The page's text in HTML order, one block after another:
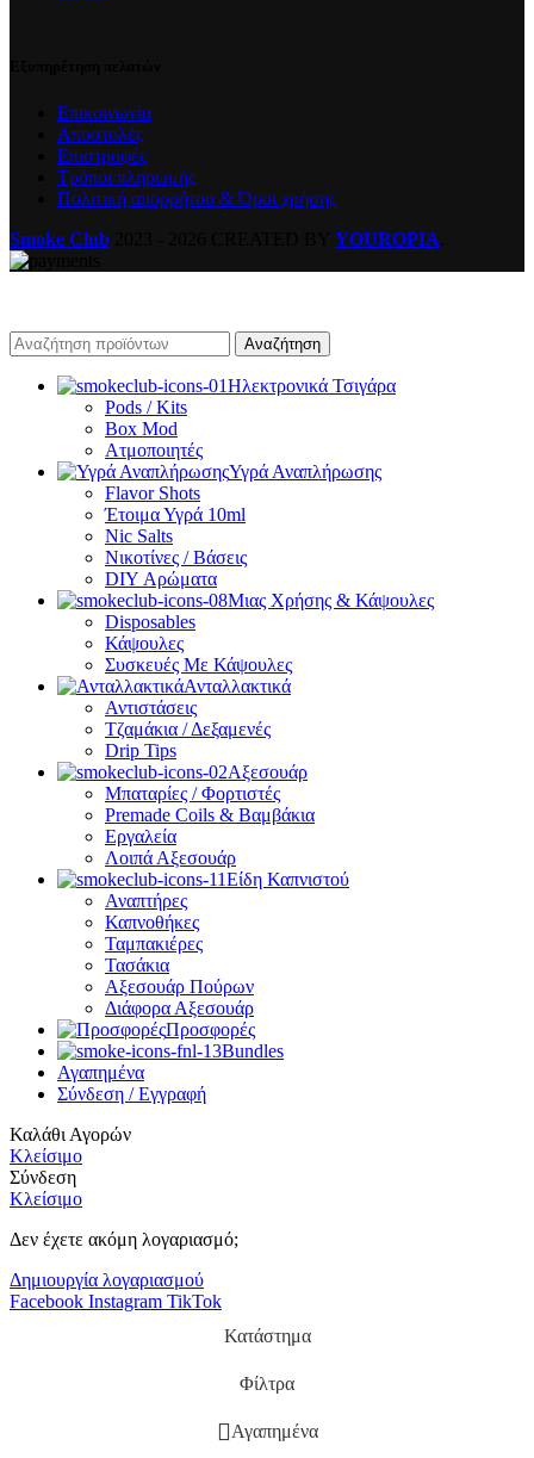
Επικοινωνία
Αποστολές
Επιστροφές
Τρόποι πληρωμής
Πολιτική απορρήτου & Όροι χρήσης
Smoke Club
YOUROPIA
Αναζήτηση
Ηλεκτρονικά Τσιγάρα
Pods / Kits
Box Mod
Ατμοποιητές
Υγρά Αναπλήρωσης
Flavor Shots
Έτοιμα Υγρά 10ml
Nic Salts
Νικοτίνες / Βάσεις
DIY Αρώματα
Μιας Χρήσης & Κάψουλες
Disposables
Κάψουλες
Συσκευές Με Κάψουλες
Ανταλλακτικά
Αντιστάσεις
Τζαμάκια / Δεξαμενές
Drip Tips
Αξεσουάρ
Μπαταρίες / Φορτιστές
Premade Coils & Βαμβάκια
Εργαλεία
Λοιπά Αξεσουάρ
Είδη Καπνιστού
Αναπτήρες
Καπνοθήκες
Ταμπακιέρες
Τασάκια
Αξεσουάρ Πούρων
Διάφορα Αξεσουάρ
Προσφορές
Bundles
Αγαπημένα
Σύνδεση / Εγγραφή
Καλάθι Αγορών
Κλείσιμο
Σύνδεση
Κλείσιμο
Δεν έχετε ακόμη λογαριασμό;
Δημιουργία λογαριασμού
Facebook Instagram TikTok
Κατάστημα
Φίλτρα
Αγαπημένα